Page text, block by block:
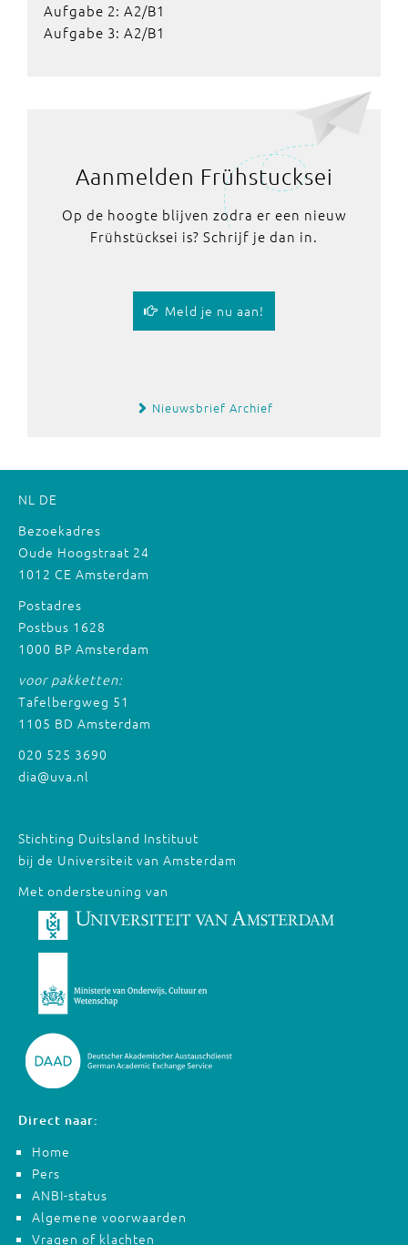
Aufgabe 2: A2/B1
Aufgabe 3: A2/B1
Aanmelden Frühstucksei
Op de hoogte blijven zodra er een nieuw
Frühstücksei is? Schrijf je dan in.
Meld je nu aan!
Nieuwsbrief Archief
NL DE
Bezoekadres
Oude Hoogstraat 24
1012 CE Amsterdam
Postadres
Postbus 1628
1000 BP Amsterdam
voor pakketten:
Tafelbergweg 51
1105 BD Amsterdam
020 525 3690
dia@uva.nl
Stichting Duitsland Instituut
bij de Universiteit van Amsterdam
Met ondersteuning van
Direct naar:
Home
Pers
ANBI-status
Algemene voorwaarden
Vragen of klachten